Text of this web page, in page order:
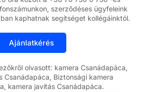
szerződéses ügyfeleink
kaphatnak segítséget kollégáinktól.
olvasott: kamera Csanádapáca,
Csanádapáca, Biztonsági kamera
kamera javítás Csanádapáca.